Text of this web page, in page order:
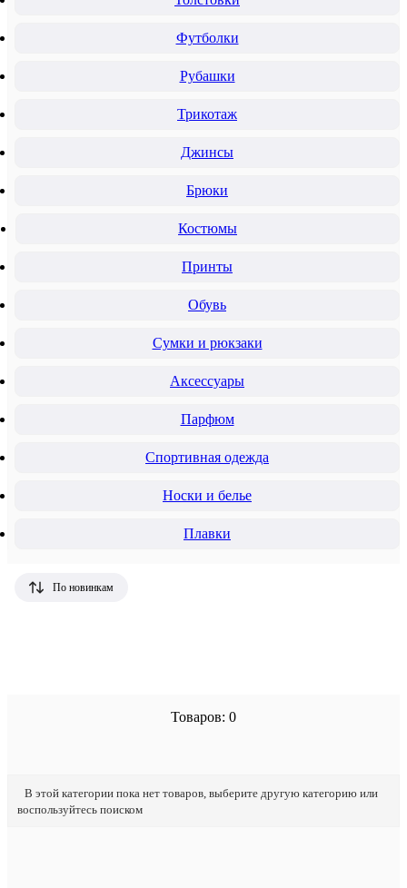
Футболки
Рубашки
Трикотаж
Джинсы
Брюки
Костюмы
Принты
Обувь
Сумки и рюкзаки
Аксессуары
Парфюм
Спортивная одежда
Носки и белье
Плавки
Товаров: 0
По новинкам
В этой категории пока нет товаров, выберите другую категорию или
воспользуйтесь поиском